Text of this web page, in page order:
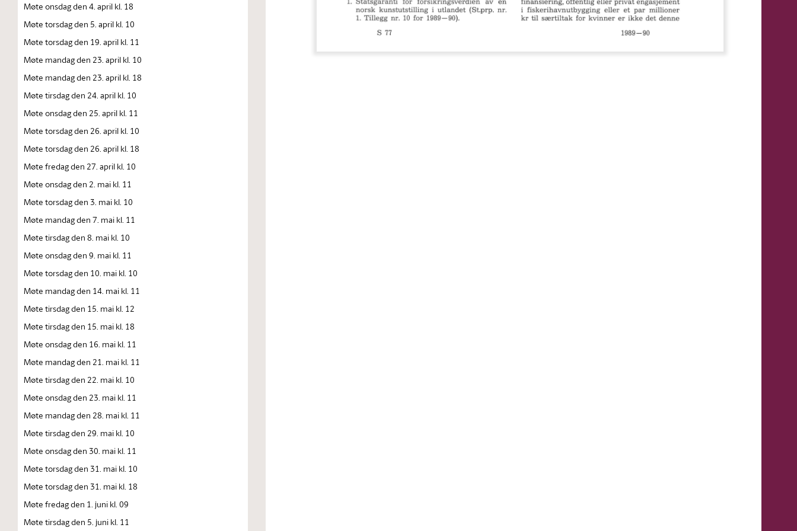
Møte onsdag den 4. april kl. 18
Møte torsdag den 5. april kl. 10
Møte torsdag den 19. april kl. 11
Møte mandag den 23. april kl. 10
Møte mandag den 23. april kl. 18
Møte tirsdag den 24. april kl. 10
Møte onsdag den 25. april kl. 11
Møte torsdag den 26. april kl. 10
Møte torsdag den 26. april kl. 18
Møte fredag den 27. april kl. 10
Møte onsdag den 2. mai kl. 11
Møte torsdag den 3. mai kl. 10
Møte mandag den 7. mai kl. 11
Møte tirsdag den 8. mai kl. 10
Møte onsdag den 9. mai kl. 11
Møte torsdag den 10. mai kl. 10
Møte mandag den 14. mai kl. 11
Møte tirsdag den 15. mai kl. 12
Møte tirsdag den 15. mai kl. 18
Møte onsdag den 16. mai kl. 11
Møte mandag den 21. mai kl. 11
Møte tirsdag den 22. mai kl. 10
Møte onsdag den 23. mai kl. 11
Møte mandag den 28. mai kl. 11
Møte tirsdag den 29. mai kl. 10
Møte onsdag den 30. mai kl. 11
Møte torsdag den 31. mai kl. 10
Møte torsdag den 31. mai kl. 18
Møte fredag den 1. juni kl. 09
Møte tirsdag den 5. juni kl. 11